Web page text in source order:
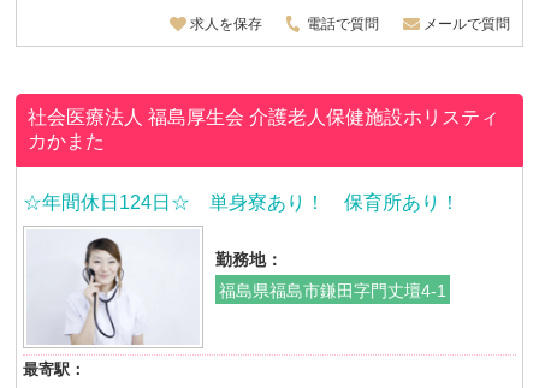
求人を保存 電話で質問 メールで質問
社会医療法人 福島厚生会介護老人保健施設ホリスティ
カかまた
☆年間休日124日☆ 単身寮あり！ 保育所あり！
勤務地：
福島県福島市鎌田字門丈壇4-1
最寄駅：